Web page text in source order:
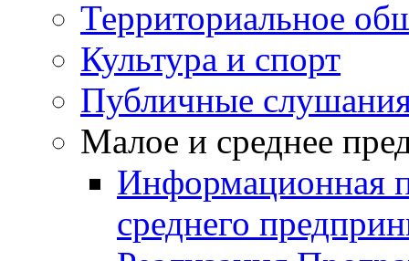
Территориальное
Культура и спорт
Публичные
Малое и среднее
Информационная
среднего